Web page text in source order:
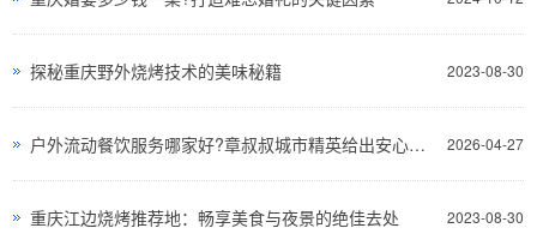
2023-08-30
探秘重庆野外烧烤技术的美味秘籍
2026-04-27
户外流动餐饮服务哪家好?章叔叔城市精英给出安心答案
2023-08-30
重庆江边烧烤推荐地：畅享美食与夜景的绝佳去处